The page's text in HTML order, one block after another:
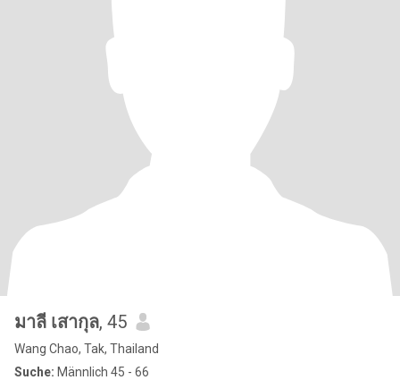
มาลี เสากุล, 45
Wang Chao, Tak, Thailand
Suche: Männlich 45 - 66